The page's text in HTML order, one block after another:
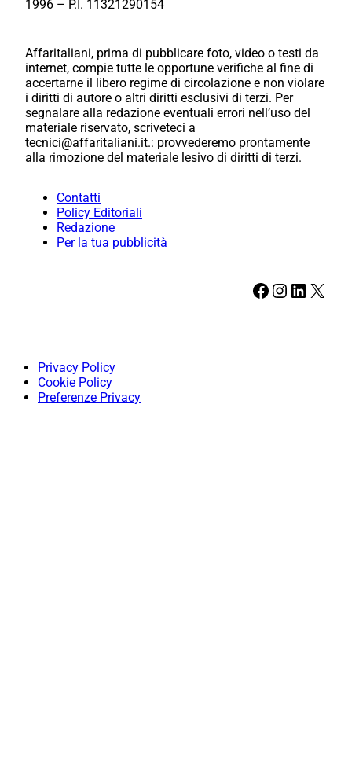
1996 – P.I. 11321290154
Affaritaliani, prima di pubblicare foto, video o testi da
internet, compie tutte le opportune verifiche al fine di
accertarne il libero regime di circolazione e non violare
i diritti di autore o altri diritti esclusivi di terzi. Per
segnalare alla redazione eventuali errori nell’uso del
materiale riservato, scriveteci a
tecnici@affaritaliani.it.: provvederemo prontamente
alla rimozione del materiale lesivo di diritti di terzi.
Contatti
Policy Editoriali
Redazione
Per la tua pubblicità
Facebook Instagram LinkedIn X
Privacy Policy
Cookie Policy
Preferenze Privacy